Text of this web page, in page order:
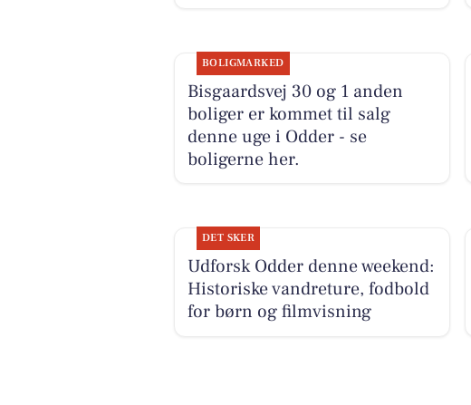
BOLIGMARKED
Bisgaardsvej 30 og 1 anden
boliger er kommet til salg
denne uge i Odder - se
boligerne her.
DET SKER
Udforsk Odder denne weekend:
Historiske vandreture, fodbold
for børn og filmvisning